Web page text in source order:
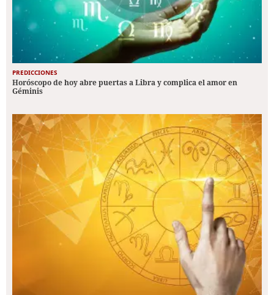
PREDICCIONES
Horóscopo de hoy abre puertas a Libra y complica el amor en
Géminis